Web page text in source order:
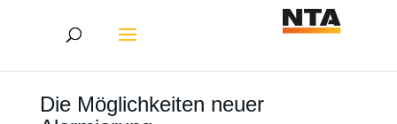
Die Möglichkeiten neuer